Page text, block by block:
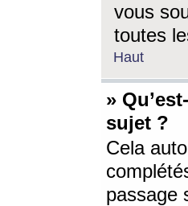
vous
toutes
Haut
»
sujet ?
Cela
passage